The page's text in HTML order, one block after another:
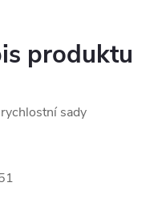
produktu
sady